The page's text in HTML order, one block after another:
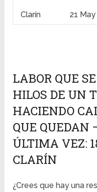
Clarín
21
LABOR QUE
HILOS DE UN
HACIENDO
QUE QUEDAN
ÚLTIMA VEZ:
CLARÍN
¿Crees que hay una